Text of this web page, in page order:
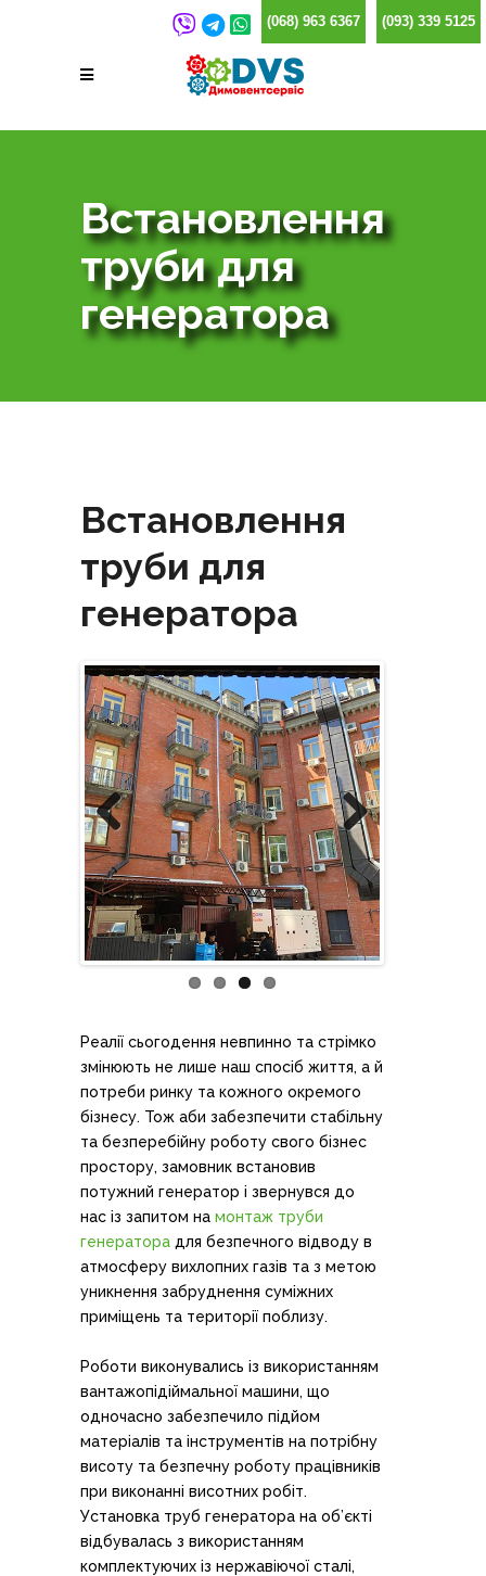
(068) 963 6367 (093) 339 5125
Встановлення
труби для
генератора
Встановлення
труби для
генератора
Previous Next
Реалії сьогодення невпинно та стрімко
змінюють не лише наш спосіб життя, а й
потреби ринку та кожного окремого
бізнесу. Тож аби забезпечити стабільну
та безперебійну роботу свого бізнес
простору, замовник встановив
потужний генератор і звернувся до
нас із запитом на монтаж труби
генератора для безпечного відводу в
атмосферу вихлопних газів та з метою
уникнення забруднення суміжних
приміщень та території поблизу.
Роботи виконувались із використанням
вантажопідіймальної машини, що
одночасно забезпечило підйом
матеріалів та інструментів на потрібну
висоту та безпечну роботу працівників
при виконанні висотних робіт.
Установка труб генератора на об’єкті
відбувалась з використанням
комплектуючих із нержавіючої сталі,